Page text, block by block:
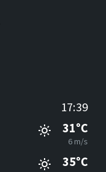
17:39
31°C
6 m/s
35°C